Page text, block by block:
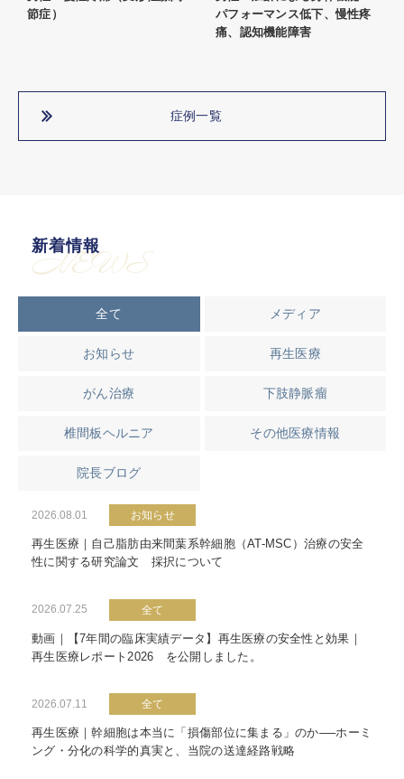
節症）
パフォーマンス低下、慢性疼
痛、認知機能障害
症例一覧
新着情報
NEWS
全て メディア
お知らせ 再生医療
がん治療 下肢静脈瘤
椎間板ヘルニア その他医療情報
院長ブログ
2026.08.01 お知らせ
再生医療｜自己脂肪由来間葉系幹細胞（AT-MSC）治療の安全
性に関する研究論文 採択について
2026.07.25 全て
動画｜【7年間の臨床実績データ】再生医療の安全性と効果｜
再生医療レポート2026 を公開しました。
2026.07.11 全て
再生医療｜幹細胞は本当に「損傷部位に集まる」のか──ホーミ
ング・分化の科学的真実と、当院の送達経路戦略